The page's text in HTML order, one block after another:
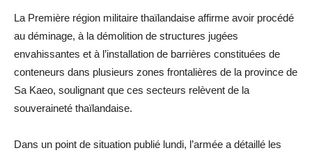
La Première région militaire thaïlandaise affirme avoir procédé
au déminage, à la démolition de structures jugées
envahissantes et à l’installation de barrières constituées de
conteneurs dans plusieurs zones frontalières de la province de
Sa Kaeo, soulignant que ces secteurs relèvent de la
souveraineté thaïlandaise.
Dans un point de situation publié lundi, l’armée a détaillé les